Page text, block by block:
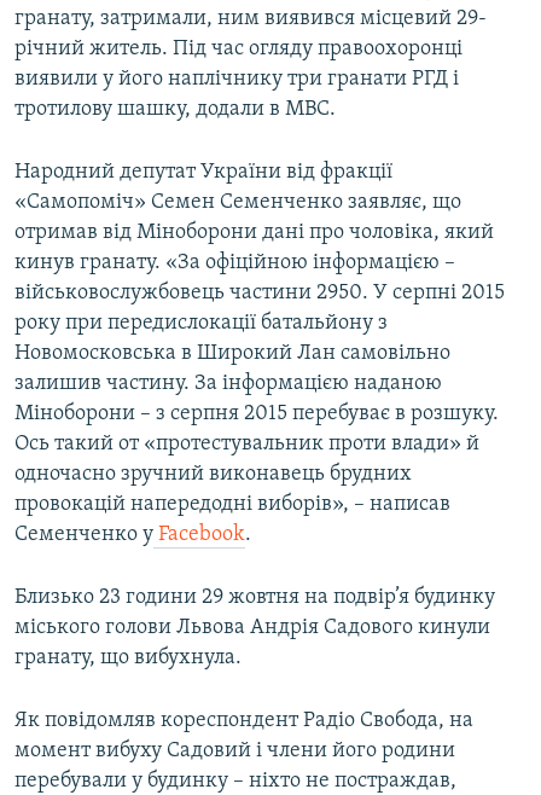
гранату, затримали, ним виявився місцевий 29-
річний житель. Під час огляду правоохоронці
виявили у його наплічнику три гранати РГД і
тротилову шашку, додали в МВС.
Народний депутат України від фракції
«Самопоміч» Семен Семенченко заявляє, що
отримав від Міноборони дані про чоловіка, який
кинув гранату. «За офіційною інформацією –
військовослужбовець частини 2950. У серпні 2015
року при передислокації батальйону з
Новомосковська в Широкий Лан самовільно
залишив частину. За інформацією наданою
Міноборони – з серпня 2015 перебуває в розшуку.
Ось такий от «протестувальник проти влади» й
одночасно зручний виконавець брудних
провокацій напередодні виборів», – написав
Семенченко у Facebook.
Близько 23 години 29 жовтня на подвір’я будинку
міського голови Львова Андрія Садового кинули
гранату, що вибухнула.
Як повідомляв кореспондент Радіо Свобода, на
момент вибуху Садовий і члени його родини
перебували у будинку – ніхто не постраждав,